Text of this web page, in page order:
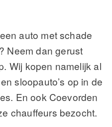
auto met schade
Neem dan gerust
Wij kopen namelijk al
sloopauto’s op in de
En ook Coevorden
chauffeurs bezocht.